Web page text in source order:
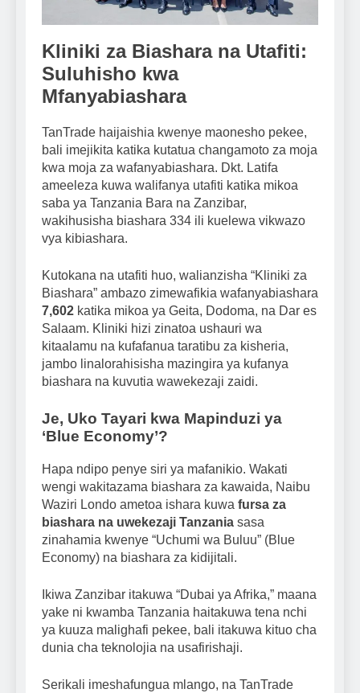
Kliniki za Biashara na Utafiti:
Suluhisho kwa
Mfanyabiashara
TanTrade haijaishia kwenye maonesho pekee,
bali imejikita katika kutatua changamoto za moja
kwa moja za wafanyabiashara. Dkt. Latifa
ameeleza kuwa walifanya utafiti katika mikoa
saba ya Tanzania Bara na Zanzibar,
wakihusisha biashara 334 ili kuelewa vikwazo
vya kibiashara.
Kutokana na utafiti huo, walianzisha “Kliniki za
Biashara” ambazo zimewafikia wafanyabiashara
7,602 katika mikoa ya Geita, Dodoma, na Dar es
Salaam. Kliniki hizi zinatoa ushauri wa
kitaalamu na kufafanua taratibu za kisheria,
jambo linalorahisisha mazingira ya kufanya
biashara na kuvutia wawekezaji zaidi.
Je, Uko Tayari kwa Mapinduzi ya
‘Blue Economy’?
Hapa ndipo penye siri ya mafanikio. Wakati
wengi wakitazama biashara za kawaida, Naibu
Waziri Londo ametoa ishara kuwa fursa za
biashara na uwekezaji Tanzania sasa
zinahamia kwenye “Uchumi wa Buluu” (Blue
Economy) na biashara za kidijitali.
Ikiwa Zanzibar itakuwa “Dubai ya Afrika,” maana
yake ni kwamba Tanzania haitakuwa tena nchi
ya kuuza malighafi pekee, bali itakuwa kituo cha
dunia cha teknolojia na usafirishaji.
Serikali imeshafungua mlango, na TanTrade